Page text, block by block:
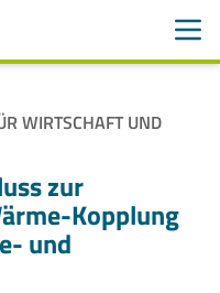
WIRTSCHAFT UND
zur
Kopplung
und